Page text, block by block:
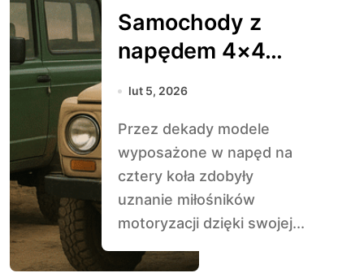
Samochody z
napędem 4×4
sprzed dekad
lut 5, 2026
Przez dekady modele
wyposażone w napęd na
cztery koła zdobyły
uznanie miłośników
motoryzacji dzięki swojej...